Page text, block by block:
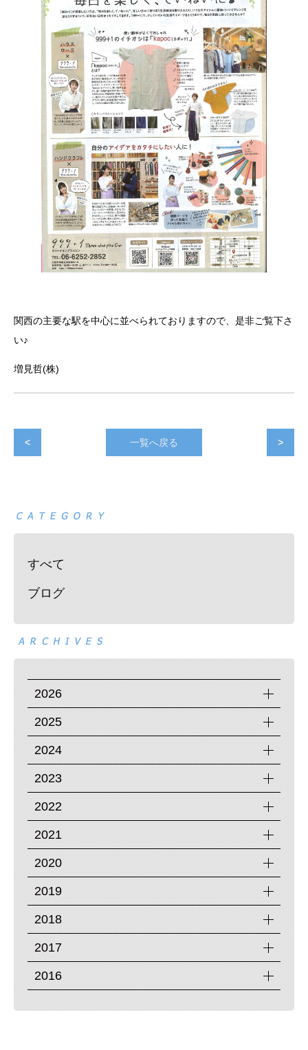
関西の主要な駅を中心に並べられておりますので、是非ご覧下さ
い♪
増見哲(株)
< 一覧へ戻る >
すべて
ブログ
2026
2025
2024
2023
2022
2021
2020
2019
2018
2017
2016